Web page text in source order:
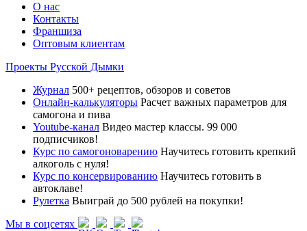
О нас
Контакты
Франшиза
Оптовым клиентам
Проекты Русской Дымки
Журнал 500+ рецептов, обзоров и советов
Онлайн-калькуляторы Расчет важных параметров для
самогона и пива
Youtube-канал Видео мастер классы. 99 000
подписчиков!
Курс по самогоноварению Научитесь готовить крепкий
алкоголь с нуля!
Курс по консервированию Научитесь готовить в
автоклаве!
Рулетка Выиграй до 500 рублей на покупки!
Мы в соцсетях